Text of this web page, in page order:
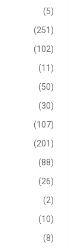
(5)
(251)
(102)
(11)
(50)
(30)
(107)
(201)
(88)
(26)
(2)
(10)
(8)